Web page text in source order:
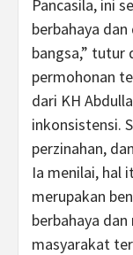
Pancasila, ini
berbahaya
bangsa,” tutur
permohonan
dari KH
inkonsistensi.
perzinahan,
Ia menilai, hal
merupakan
berbahaya
masyarakat